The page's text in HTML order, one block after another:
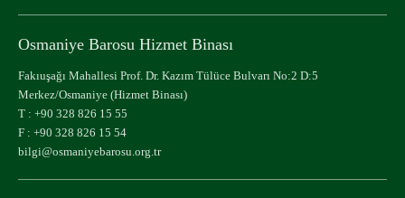
Osmaniye Barosu Hizmet Binası
Fakıuşağı Mahallesi Prof. Dr. Kazım Tülüce Bulvarı No:2 D:5
Merkez/Osmaniye (Hizmet Binası)
T : +90 328 826 15 55
F : +90 328 826 15 54
bilgi@osmaniyebarosu.org.tr